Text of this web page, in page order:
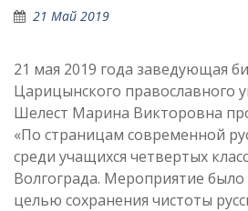
21 Май 2019
21 мая 2019 года заведующая
Царицынского православного
Шелест Марина Викторовна
«По страницам современной
среди учащихся четвертых
Волгограда. Мероприятие было
целью сохранения чистоты